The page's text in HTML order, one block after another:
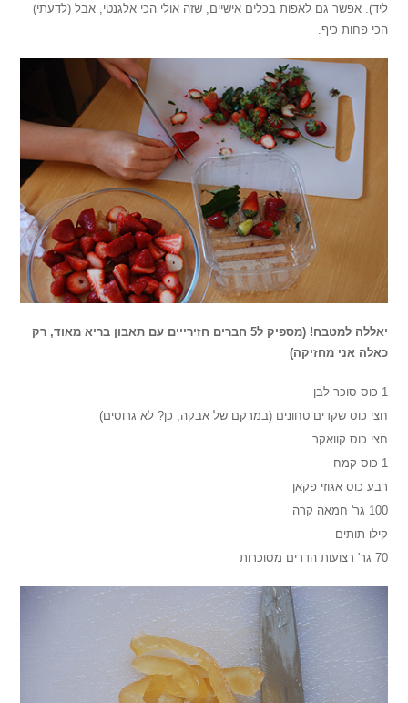
ליד). אפשר גם לאפות בכלים אישיים, שזה אולי הכי אלגנטי, אבל (לדעתי)
הכי פחות כיף.
יאללה למטבח! (מספיק ל5 חברים חזירייים עם תאבון בריא מאוד, רק
כאלה אני מחזיקה)
1 כוס סוכר לבן
חצי כוס שקדים טחונים (במרקם של אבקה, כן? לא גרוסים)
חצי כוס קוואקר
1 כוס קמח
רבע כוס אגוזי פקאן
100 גר' חמאה קרה
קילו תותים
70 גר' רצועות הדרים מסוכרות